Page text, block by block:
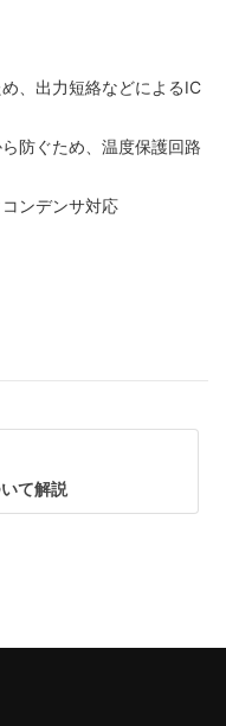
、出力短絡などによるIC
防ぐため、温度保護回路
ンデンサ対応
て解説